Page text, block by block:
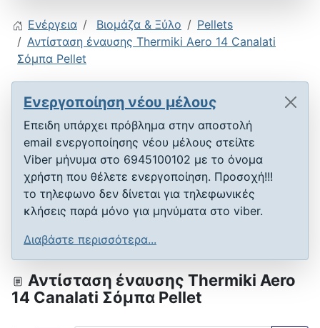
Ενέργεια Βιομάζα & Ξύλο
Pellets
Αντίσταση έναυσης Thermiki Aero 14 Canalati
Σόμπα Pellet
Ενεργοποίηση νέου μέλους
Επειδη υπάρχει πρόβλημα στην αποστολή
email ενεργοποίησης νέου μέλους στείλτε
Viber μήνυμα στο 6945100102 με το όνομα
χρήστη που θέλετε ενεργοποίηση. Προσοχή!!!
το τηλεφωνο δεν δίνεται για τηλεφωνικές
κλήσεις παρά μόνο για μηνύματα στο viber.
Διαβάστε περισσότερα...
Αντίσταση έναυσης Thermiki Aero
14 Canalati Σόμπα Pellet